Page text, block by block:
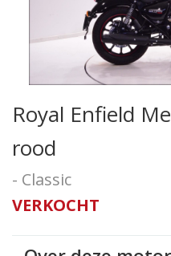
Royal Enfield
rood
- Classic
VERKOCHT